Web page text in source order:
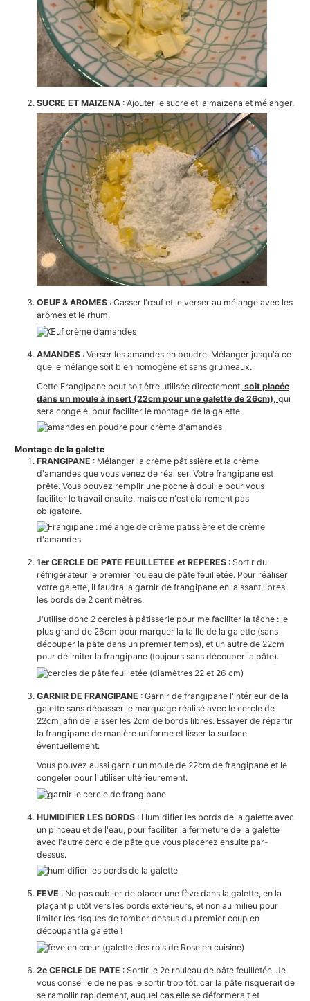
SUCRE ET MAIZENA : Ajouter le sucre et la maïzena et mélanger.
OEUF & AROMES : Casser l'œuf et le verser au mélange avec les
arômes et le rhum.
AMANDES : Verser les amandes en poudre. Mélanger jusqu'à ce
que le mélange soit bien homogène et sans grumeaux.
Cette Frangipane peut soit être utilisée directement, soit placée
dans un moule à insert (22cm pour une galette de 26cm),qui
sera congelé, pour faciliter le montage de la galette.
Montage de la galette
FRANGIPANE : Mélanger la crème pâtissière et la crème
d'amandes que vous venez de réaliser. Votre frangipane est
prête. Vous pouvez remplir une poche à douille pour vous
faciliter le travail ensuite, mais ce n'est clairement pas
obligatoire.
1er CERCLE DE PATE FEUILLETEE et REPERES : Sortir du
réfrigérateur le premier rouleau de pâte feuilletée. Pour réaliser
votre galette, il faudra la garnir de frangipane en laissant libres
les bords de 2 centimètres.
J'utilise donc 2 cercles à pâtisserie pour me faciliter la tâche : le
plus grand de 26cm pour marquer la taille de la galette (sans
découper la pâte dans un premier temps), et un autre de 22cm
pour délimiter la frangipane (toujours sans découper la pâte).
GARNIR DE FRANGIPANE : Garnir de frangipane l'intérieur de la
galette sans dépasser le marquage réalisé avec le cercle de
22cm, afin de laisser les 2cm de bords libres. Essayer de répartir
la frangipane de manière uniforme et lisser la surface
éventuellement.
Vous pouvez aussi garnir un moule de 22cm de frangipane et le
congeler pour l'utiliser ultérieurement.
HUMIDIFIER LES BORDS : Humidifier les bords de la galette avec
un pinceau et de l'eau, pour faciliter la fermeture de la galette
avec l'autre cercle de pâte que vous placerez ensuite par-
dessus.
FEVE : Ne pas oublier de placer une fève dans la galette, en la
plaçant plutôt vers les bords extérieurs, et non au milieu pour
limiter les risques de tomber dessus du premier coup en
découpant la galette !
2e CERCLE DE PATE : Sortir le 2e rouleau de pâte feuilletée. Je
vous conseille de ne pas le sortir trop tôt, car la pâte risquerait de
se ramollir rapidement, auquel cas elle se déformerait et